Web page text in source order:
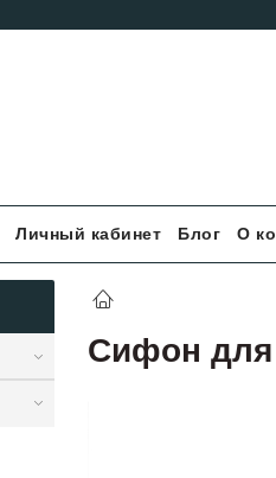
Личный кабинет Блог О
Сифон для